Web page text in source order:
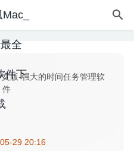
29 20:16
版-超多拼图益智类休闲游戏